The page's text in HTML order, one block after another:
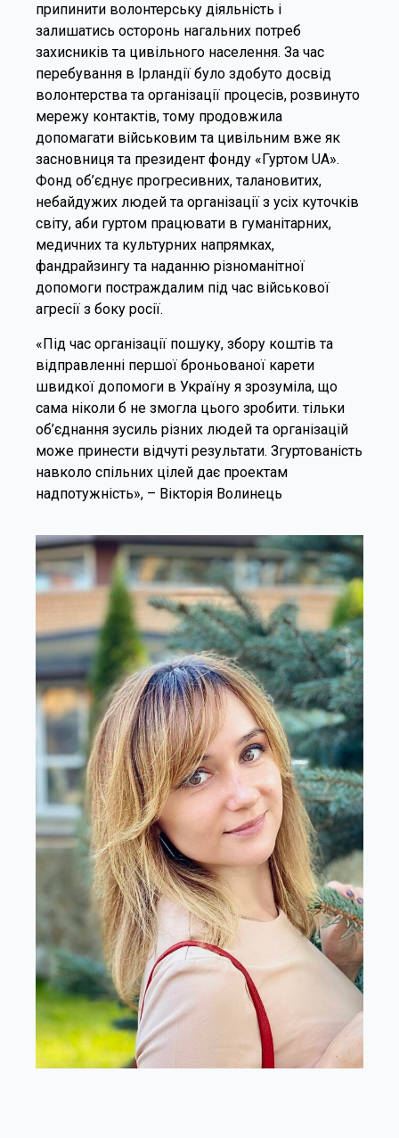
припинити волонтерську діяльність і
залишатись осторонь нагальних потреб
захисників та цивільного населення. За час
перебування в Ірландії було здобуто досвід
волонтерства та організації процесів, розвинуто
мережу контактів, тому продовжила
допомагати військовим та цивільним вже як
засновниця та президент фонду «Гуртом UA».
Фонд об’єднує прогресивних, талановитих,
небайдужих людей та організації з усіх куточків
світу, аби гуртом працювати в гуманітарних,
медичних та культурних напрямках,
фандрайзингу та наданню різноманітної
допомоги постраждалим під час військової
агресії з боку росії.
«Під час організації пошуку, збору коштів та
відправленні першої броньованої карети
швидкої допомоги в Україну я зрозуміла, що
сама ніколи б не змогла цього зробити. тільки
об’єднання зусиль різних людей та організацій
може принести відчуті результати. Згуртованість
навколо спільних цілей дає проектам
надпотужність», – Вікторія Волинець